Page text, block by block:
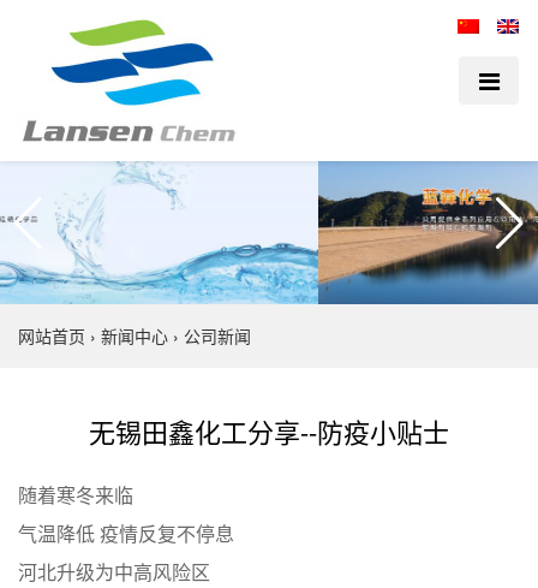
网站首页 › 新闻中心 › 公司新闻
无锡田鑫化工分享--防疫小贴士
随着寒冬来临
气温降低 疫情反复不停息
河北升级为中高风险区